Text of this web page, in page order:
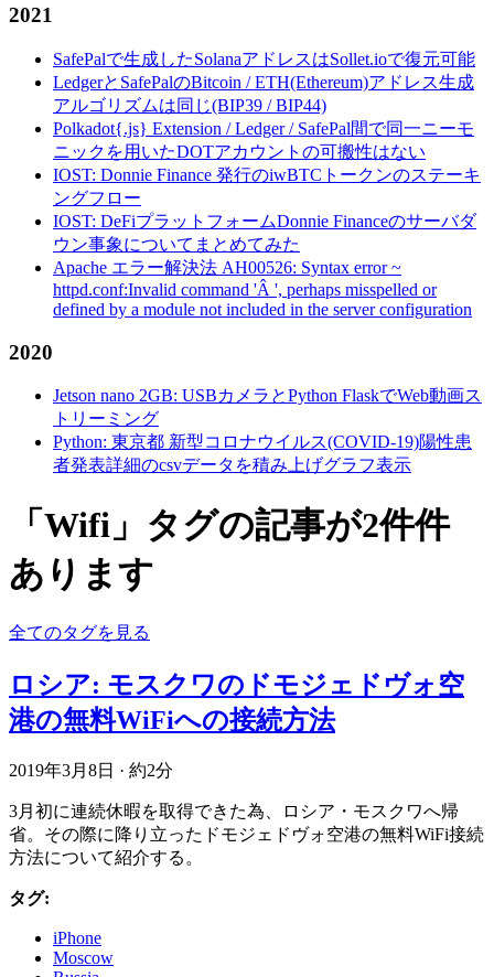
2021
SafePalで生成したSolanaアドレスはSollet.ioで復元可能
LedgerとSafePalのBitcoin / ETH(Ethereum)アドレス生成
アルゴリズムは同じ(BIP39 / BIP44)
Polkadot{.js} Extension / Ledger / SafePal間で同一ニーモ
ニックを用いたDOTアカウントの可搬性はない
IOST: Donnie Finance 発行のiwBTCトークンのステーキ
ングフロー
IOST: DeFiプラットフォームDonnie Financeのサーバダ
ウン事象についてまとめてみた
Apache エラー解決法 AH00526: Syntax error ~
httpd.conf:Invalid command 'Â ', perhaps misspelled or
defined by a module not included in the server configuration
2020
Jetson nano 2GB: USBカメラとPython FlaskでWeb動画ス
トリーミング
Python: 東京都 新型コロナウイルス(COVID-19)陽性患
者発表詳細のcsvデータを積み上げグラフ表示
「Wifi」タグの記事が2件件
あります
全てのタグを見る
ロシア: モスクワのドモジェドヴォ空
港の無料WiFiへの接続方法
2019年3月8日 · 約2分
3月初に連続休暇を取得できた為、ロシア・モスクワへ帰
省。その際に降り立ったドモジェドヴォ空港の無料WiFi接続
方法について紹介する。
タグ:
iPhone
Moscow